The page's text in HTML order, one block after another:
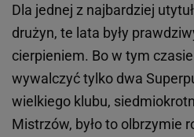
Dla jednej z najbardziej
drużyn, te lata były
cierpieniem. Bo w tym
wywalczyć tylko dwa
wielkiego klubu,
Mistrzów, było to olbrzymie